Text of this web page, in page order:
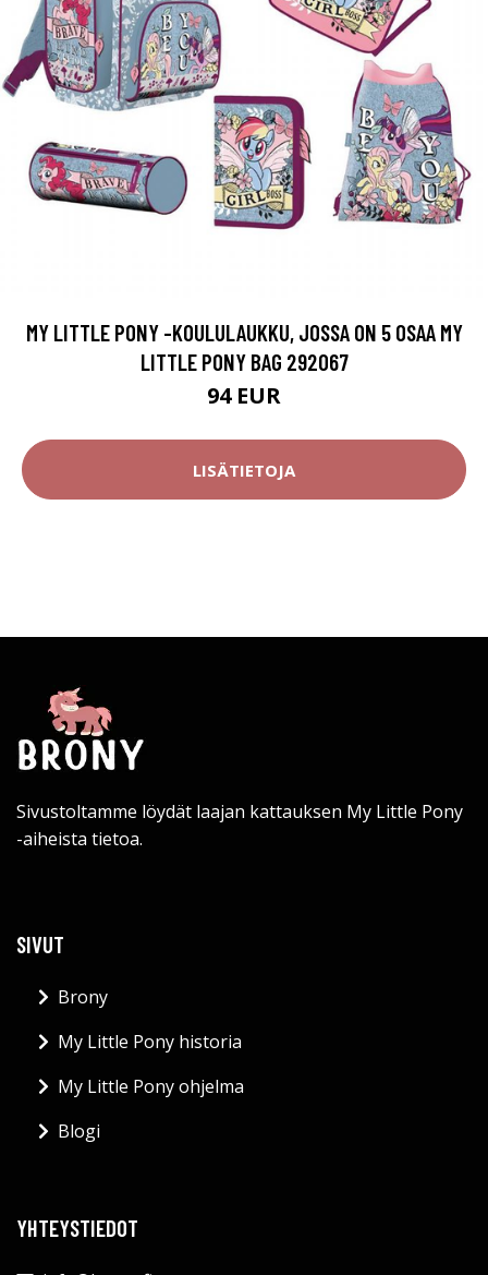
MY LITTLE PONY -KOULULAUKKU, JOSSA ON 5 OSAA MY
LITTLE PONY BAG 292067
94 EUR
LISÄTIETOJA
Sivustoltamme löydät laajan kattauksen My Little Pony
-aiheista tietoa.
SIVUT
Brony
My Little Pony historia
My Little Pony ohjelma
Blogi
YHTEYSTIEDOT